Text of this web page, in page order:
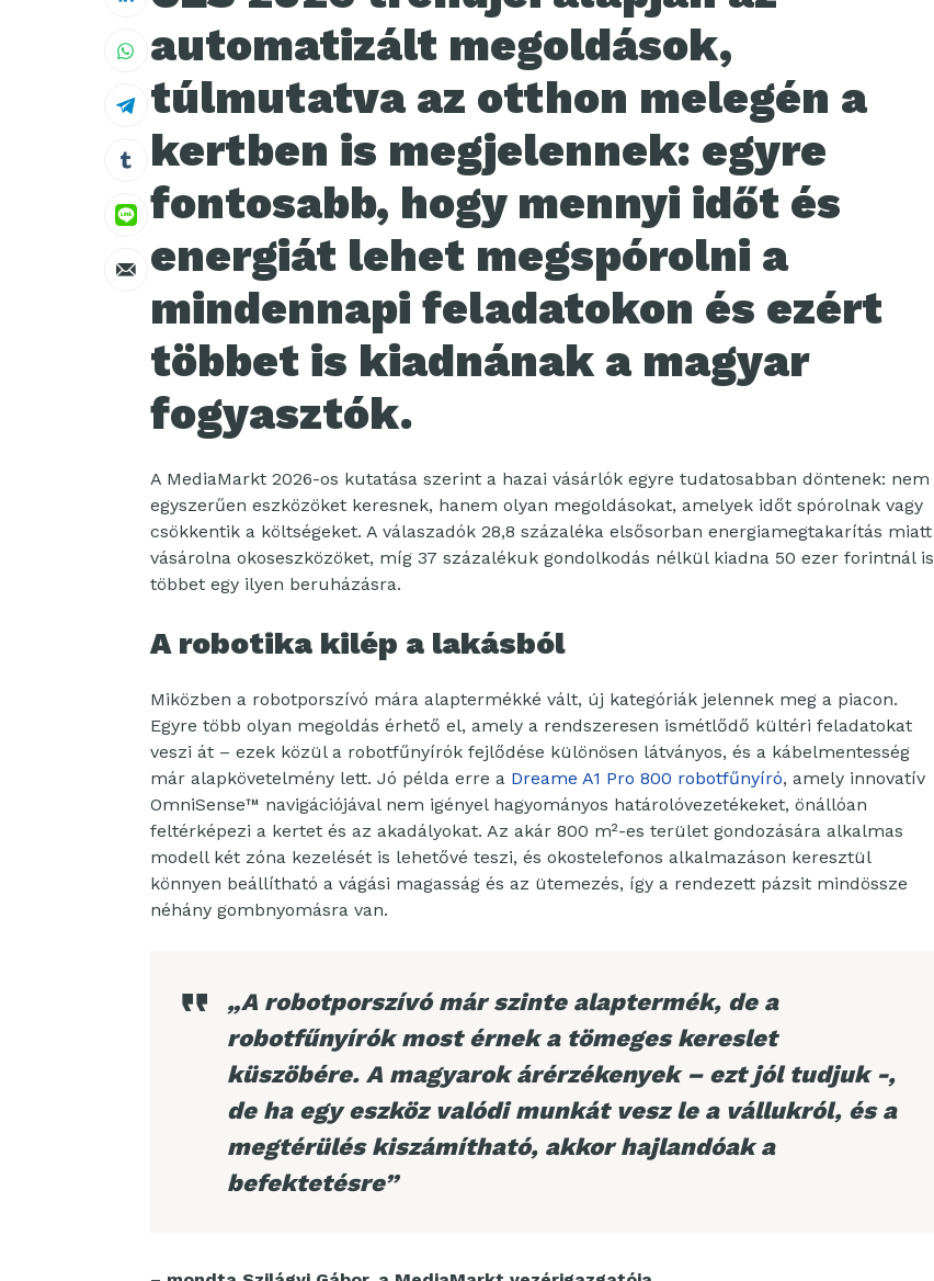
automatizált megoldások,
túlmutatva az otthon melegén a
kertben is megjelennek: egyre
fontosabb, hogy mennyi időt és
energiát lehet megspórolni a
mindennapi feladatokon és ezért
többet is kiadnának a magyar
fogyasztók.
A MediaMarkt 2026-os kutatása szerint a hazai vásárlók egyre tudatosabban döntenek: nem
egyszerűen eszközöket keresnek, hanem olyan megoldásokat, amelyek időt spórolnak vagy
csökkentik a költségeket. A válaszadók 28,8 százaléka elsősorban energiamegtakarítás miatt
vásárolna okoseszközöket, míg 37 százalékuk gondolkodás nélkül kiadna 50 ezer forintnál is
többet egy ilyen beruházásra.
A robotika kilép a lakásból
Miközben a robotporszívó mára alaptermékké vált, új kategóriák jelennek meg a piacon.
Egyre több olyan megoldás érhető el, amely a rendszeresen ismétlődő kültéri feladatokat
veszi át – ezek közül a robotfűnyírók fejlődése különösen látványos, és a kábelmentesség
már alapkövetelmény lett. Jó példa erre a Dreame A1 Pro 800 robotfűnyíró, amely innovatív
OmniSense™ navigációjával nem igényel hagyományos határolóvezetékeket, önállóan
feltérképezi a kertet és az akadályokat. Az akár 800 m²-es terület gondozására alkalmas
modell két zóna kezelését is lehetővé teszi, és okostelefonos alkalmazáson keresztül
könnyen beállítható a vágási magasság és az ütemezés, így a rendezett pázsit mindössze
néhány gombnyomásra van.
„A robotporszívó már szinte alaptermék, de a
robotfűnyírók most érnek a tömeges kereslet
küszöbére. A magyarok árérzékenyek – ezt jól tudjuk -,
de ha egy eszköz valódi munkát vesz le a vállukról, és a
megtérülés kiszámítható, akkor hajlandóak a
befektetésre”